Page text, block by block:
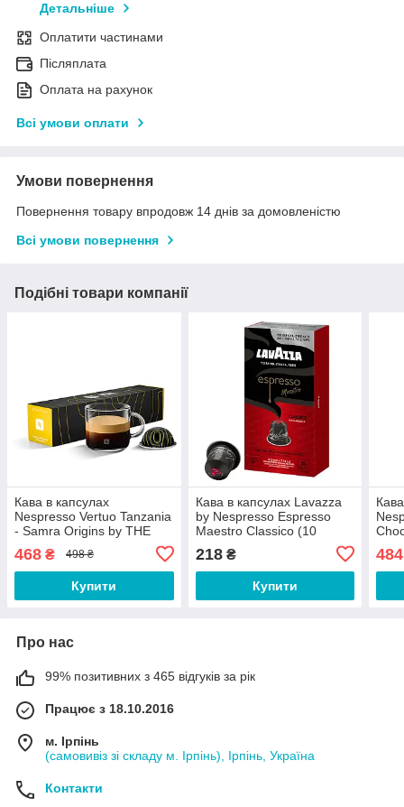
Детальніше
Оплатити частинами
Післяплата
Оплата на рахунок
Всі умови оплати
Умови повернення
Повернення товару впродовж 14 днів за домовленістю
Всі умови повернення
Подібні товари компанії
Кава в капсулах
Nespresso Vertuo Tanzania
- Samra Origins by THE
468 ₴ 498 ₴
Купити
Кава в капсулах Lavazza
by Nespresso Espresso
Maestro Classico (10
218₴
Купити
484
Про нас
99% позитивних з 465 відгуків за рік
Працює з 18.10.2016
м. Ірпінь
(самовивіз зі складу м. Ірпінь), Ірпінь, Україна
Контакти